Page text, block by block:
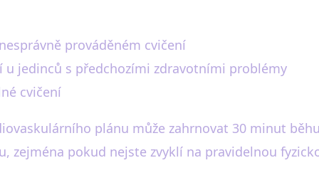
prováděném cvičení
jedinců s předchozími zdravotními problémy
cvičení
plánu může zahrnovat 30 minut
zejména pokud nejste zvyklí na pravidelnou